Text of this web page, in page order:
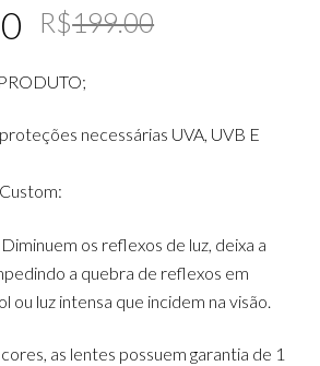
R$199.00Original
Current
necessárias UVA, UVB E
os reflexos de luz, deixa a
a quebra de reflexos em
ou luz intensa que incidem na visão.
as lentes possuem garantia de 1